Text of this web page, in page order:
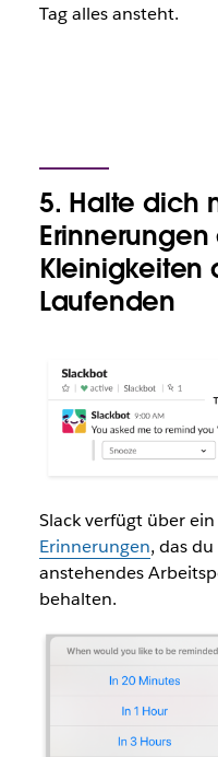
Tag alles ansteht.
5. Halte dich
Kleinigkeiten
Laufenden
Slack verfügt über ein
Erinnerungen, das
anstehendes
behalten.